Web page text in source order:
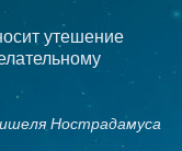
утешение
Нострадамуса